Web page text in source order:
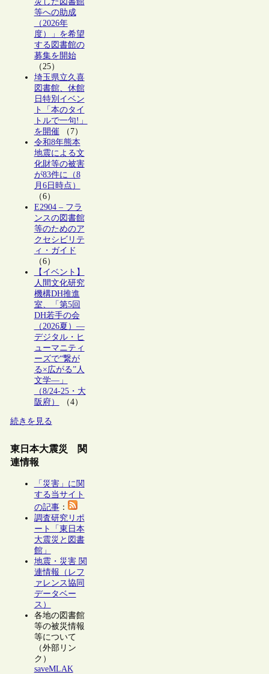
等への助成
（2026年
度）」を希望
する図書館の
募集を開始
（25）
埼玉県立久喜
図書館、休館
日特別イベン
ト「本のタイ
トルで一句!」
を開催（7）
令和8年熊本
地震による文
化財等の被害
が83件に（8
月6日時点）
（6）
E2904 – フラ
ンスの図書館
等のためのア
クセシビリテ
ィ・ガイド
（6）
【イベント】
人間文化研究
機構DH推進
室、「第5回
DH若手の会
（2026夏）―
デジタル・ヒ
ューマニティ
ーズで“繋が
る×広がる”人
文学―」
（8/24-25・大
阪府）
（4）
続きを見る
東日本大震災 関
連情報
「災害」に関
する当サイト
の記事：
調査研究リポ
ート「東日本
大震災と図書
館」
地震・災害 関
連情報（レフ
ァレンス協同
データベー
ス）
各地の図書館
等の被災情報
等について
（外部リン
ク）
saveMLAK